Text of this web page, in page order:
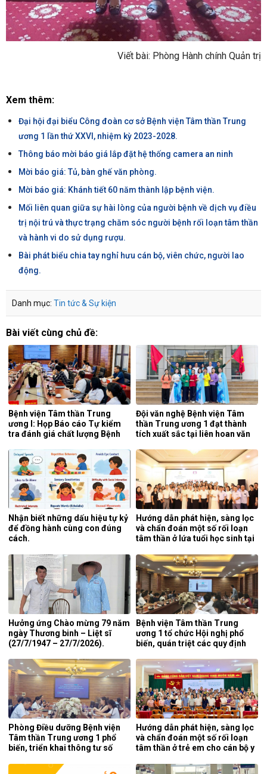
Viết bài: Phòng Hành chính Quản trị
Xem thêm:
Đại hội đại biểu Công đoàn cơ sở Bệnh viện Tâm thần Trung
ương 1 lần thứ XXVI, nhiệm kỳ 2023-2028.
Thông báo mời báo giá lắp đặt hệ thống camera an ninh
Mời báo giá: Tủ, bàn ghế văn phòng.
Mời báo giá: Khánh tiết 60 năm thành lập bệnh viện.
Mối liên quan giữa sự hài lòng của người bệnh về dịch vụ điều
trị nội trú và thực trạng chăm sóc người bệnh rối loạn tâm thần
và hành vi do sử dụng rượu.
Bài phát biểu chia tay nghỉ hưu cán bộ, viên chức, người lao
động.
Danh mục: Tin tức & Sự kiện
Bài viết cùng chủ đề:
Bệnh viện Tâm thần Trung
ương I: Họp Báo cáo Tự kiểm
tra đánh giá chất lượng Bệnh
Đội văn nghệ Bệnh viện Tâm
thần Trung ương 1 đạt thành
tích xuất sắc tại liên hoan văn
lần thứ 5 năm 2026.
Nhận biết những dấu hiệu tự kỷ
để đồng hành cùng con đúng
cách.
Hướng dẫn phát hiện, sàng lọc
và chẩn đoán một số rối loạn
tâm thần ở lứa tuổi học sinh tại
Hưởng ứng Chào mừng 79 năm
ngày Thương binh – Liệt sĩ
(27/7/1947 – 27/7/2026).
Bệnh viện Tâm thần Trung
ương 1 tổ chức Hội nghị phổ
biến, quán triệt các quy định
Phòng Điều dưỡng Bệnh viện
Tâm thần Trung ương 1 phổ
biến, triển khai thông tư số
chuyên môn của điều dưỡng.
Hướng dẫn phát hiện, sàng lọc
và chẩn đoán một số rối loạn
tâm thần ở trẻ em cho cán bộ y